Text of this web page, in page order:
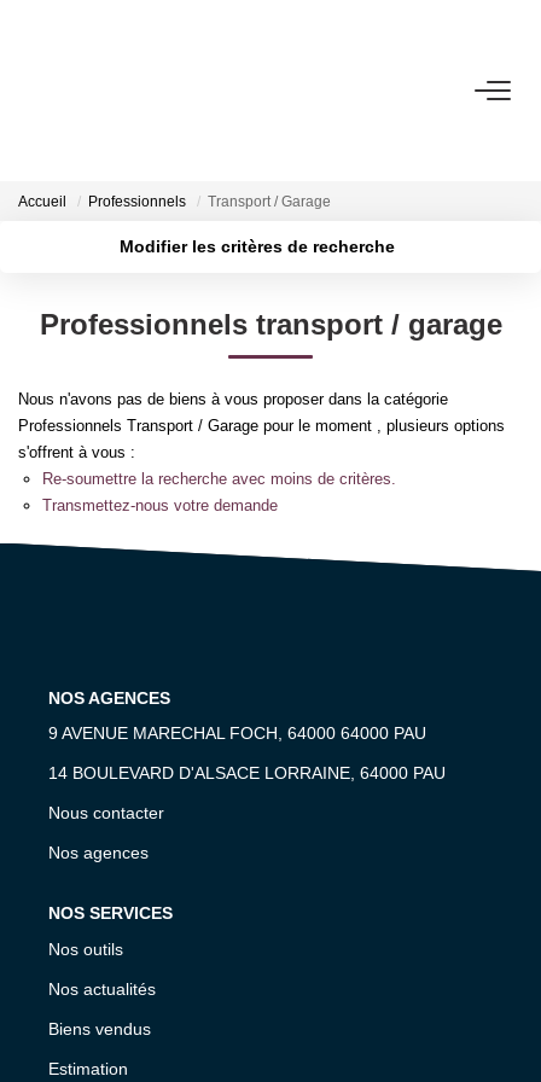
LOUER
GESTION
ESTIMATION
NOS AGENCES
Notre Expertise
CONTACT
Accueil Professionnels Transport / Garage
Modifier les critères de recherche
Surface min
Budget max Plus de critères
Professionnels transport / garage
Nous n'avons pas de biens à vous proposer dans la catégorie
Professionnels Transport / Garage pour le moment , plusieurs options
s'offrent à vous :
Re-soumettre la recherche avec moins de critères.
Transmettez-nous votre demande
NOS AGENCES
9 AVENUE MARECHAL FOCH, 64000 64000 PAU
14 BOULEVARD D'ALSACE LORRAINE, 64000 PAU
Nous contacter
Nos agences
NOS SERVICES
Nos outils
Nos actualités
Biens vendus
Estimation